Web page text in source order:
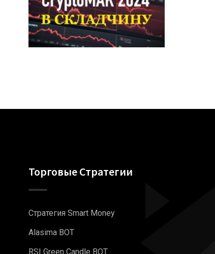
Торговые Стратегии
Стратегия Smart Money
Alasima BOT
RSI Green Candle BOT